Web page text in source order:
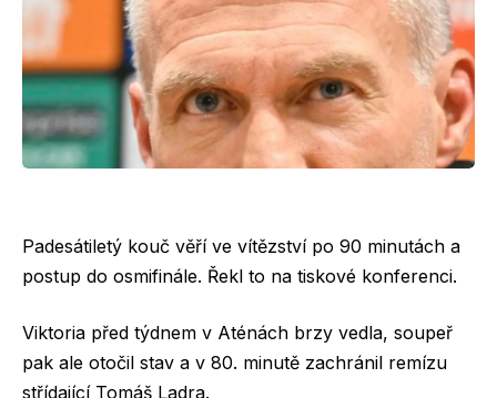
Padesátiletý kouč věří ve vítězství po 90 minutách a
postup do osmifinále. Řekl to na tiskové konferenci.
Viktoria před týdnem v Aténách brzy vedla, soupeř
pak ale otočil stav a v 80. minutě zachránil remízu
střídající Tomáš Ladra.